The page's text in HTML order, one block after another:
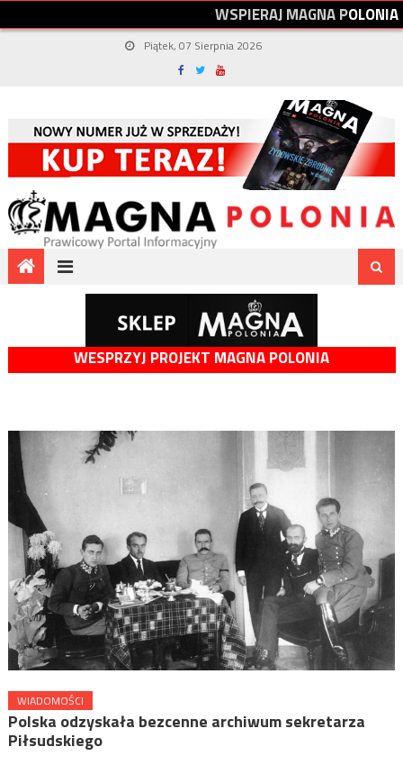
WSPIERAJMAGNAPOLONIA
Piątek, 07 Sierpnia 2026
WESPRZYJ PROJEKT MAGNA POLONIA
WIADOMOŚCI
Polska odzyskała bezcenne archiwum sekretarza
Piłsudskiego